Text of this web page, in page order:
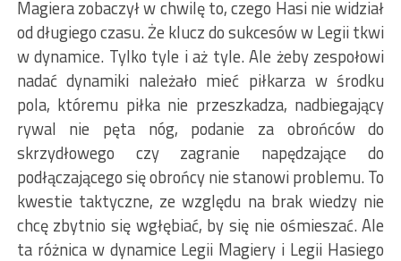
Magiera zobaczył w chwilę to, czego Hasi nie widział
od długiego czasu. Że klucz do sukcesów w Legii tkwi
w dynamice. Tylko tyle i aż tyle. Ale żeby zespołowi
nadać dynamiki należało mieć piłkarza w środku
pola, któremu piłka nie przeszkadza, nadbiegający
rywal nie pęta nóg, podanie za obrońców do
skrzydłowego czy zagranie napędzające do
podłączającego się obrońcy nie stanowi problemu. To
kwestie taktyczne, ze względu na brak wiedzy nie
chcę zbytnio się wgłębiać, by się nie ośmieszać. Ale
ta różnica w dynamice Legii Magiery i Legii Hasiego